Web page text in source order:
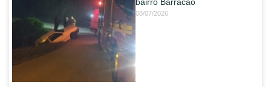
08/07/2026